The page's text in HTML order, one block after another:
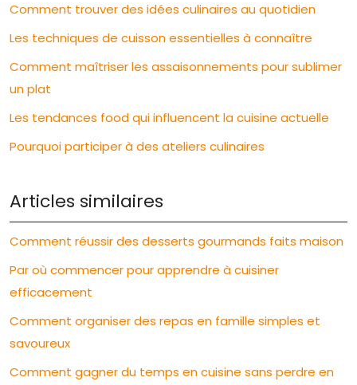
Comment trouver des idées culinaires au quotidien
Les techniques de cuisson essentielles à connaître
Comment maîtriser les assaisonnements pour sublimer
un plat
Les tendances food qui influencent la cuisine actuelle
Pourquoi participer à des ateliers culinaires
Articles similaires
Comment réussir des desserts gourmands faits maison
Par où commencer pour apprendre à cuisiner
efficacement
Comment organiser des repas en famille simples et
savoureux
Comment gagner du temps en cuisine sans perdre en